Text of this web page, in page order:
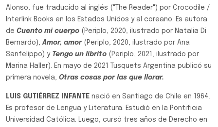
Alonso, fue traducido al inglés ("The Reader") por Crocodile /
Interlink Books en los Estados Unidos y al coreano. Es autora
de Cuento mi cuerpo (Periplo, 2020, ilustrado por Natalia Di
Bernardo),Amor, amor(Periplo, 2020, ilustrado por Ana
Sanfelippo) y Tengo un librito (Periplo, 2021, ilustrado por
Marina Haller). En mayo de 2021 Tusquets Argentina publicó su
primera novela, Otras cosas por las que llorar.
LUIS GUTIÉRREZ INFANTE nació en Santiago de Chile en 1964.
Es profesor de Lengua y Literatura. Estudió en la Pontificia
Universidad Católica. Luego, cursó tres años de Derecho en